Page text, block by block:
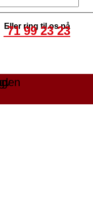
Eller ring til os på
71 99 23 23